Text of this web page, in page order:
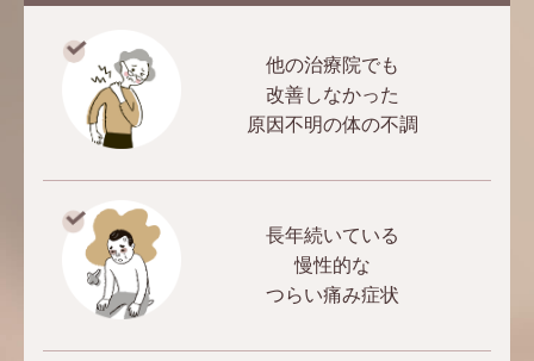
他の治療院でも
改善しなかった
原因不明の体の不調
長年続いている
慢性的な
つらい痛み症状